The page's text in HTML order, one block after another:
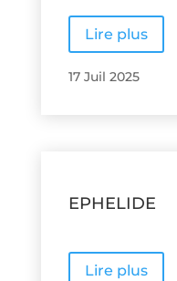
Lire plus
17 Juil 2025
EPHELIDE
Lire plus